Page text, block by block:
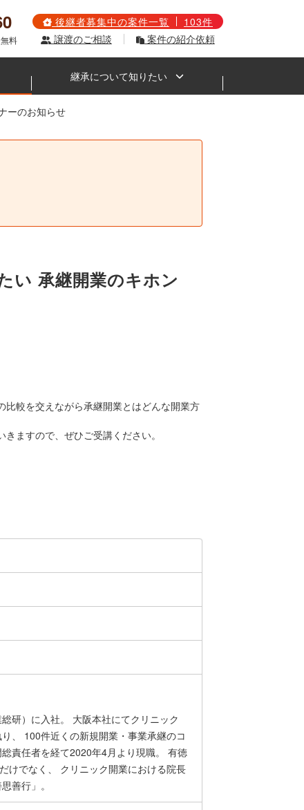
料
後継者募集中の案件一覧
103件
譲渡のご相談
案件の紹介依頼
継承について知りたい
ーのお知らせ
い 承継開業のキホン
較を交えながら承継開業とはどんな開業方
ますので、ぜひご受講ください。
研）に入社。 大阪本社にてクリニック
、 100件近くの新規開業・事業承継のコ
責任者を経て2020年4月より現職。 有徳
けでなく、 クリニック開業における院長
善行」。